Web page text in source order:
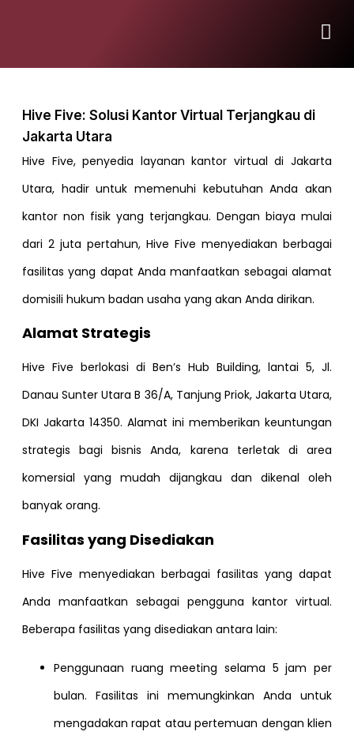
Hive Five: Solusi Kantor Virtual Terjangkau di
Jakarta Utara
Hive Five, penyedia layanan kantor virtual di Jakarta
Utara, hadir untuk memenuhi kebutuhan Anda akan
kantor non fisik yang terjangkau. Dengan biaya mulai
dari 2 juta pertahun, Hive Five menyediakan berbagai
fasilitas yang dapat Anda manfaatkan sebagai alamat
domisili hukum badan usaha yang akan Anda dirikan.
Alamat Strategis
Hive Five berlokasi di Ben’s Hub Building, lantai 5, Jl.
Danau Sunter Utara B 36/A, Tanjung Priok, Jakarta Utara,
DKI Jakarta 14350. Alamat ini memberikan keuntungan
strategis bagi bisnis Anda, karena terletak di area
komersial yang mudah dijangkau dan dikenal oleh
banyak orang.
Fasilitas yang Disediakan
Hive Five menyediakan berbagai fasilitas yang dapat
Anda manfaatkan sebagai pengguna kantor virtual.
Beberapa fasilitas yang disediakan antara lain:
Penggunaan ruang meeting selama 5 jam per
bulan. Fasilitas ini memungkinkan Anda untuk
mengadakan rapat atau pertemuan dengan klien